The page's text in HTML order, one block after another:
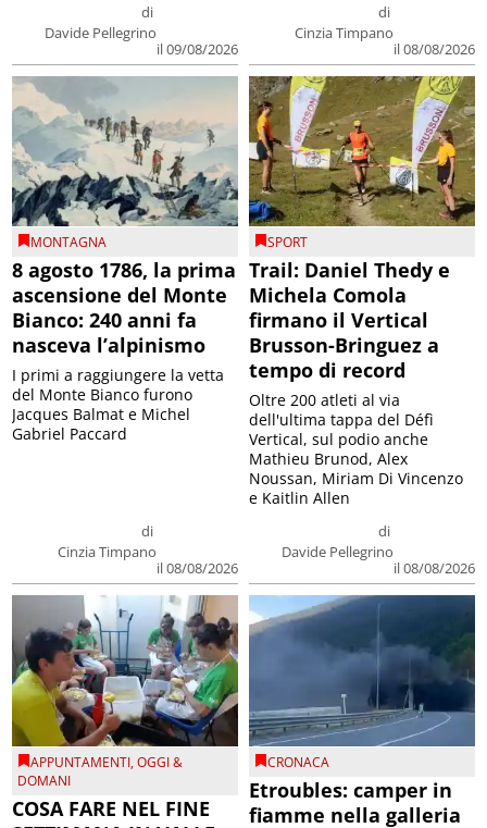
di
Davide Pellegrino
il 09/08/2026
di
Cinzia Timpano
il 08/08/2026
MONTAGNA
8 agosto 1786, la prima
ascensione del Monte
Bianco: 240 anni fa
nasceva l’alpinismo
di
Cinzia Timpano
il 08/08/2026
I primi a raggiungere la vetta
del Monte Bianco furono
Jacques Balmat e Michel
Gabriel Paccard
SPORT
Trail: Daniel Thedy e
Michela Comola
firmano il Vertical
Brusson-Bringuez a
tempo di record
di
Davide Pellegrino
il 08/08/2026
Oltre 200 atleti al via
dell'ultima tappa del Défì
Vertical, sul podio anche
Mathieu Brunod, Alex
Noussan, Miriam Di Vincenzo
e Kaitlin Allen
APPUNTAMENTI,OGGI &
DOMANI
COSA FARE NEL FINE
CRONACA
Etroubles: camper in
fiamme nella galleria